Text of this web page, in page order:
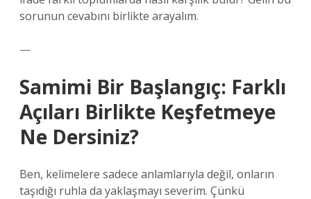
sorunun cevabını birlikte arayalım.
—
Samimi Bir Başlangıç: Farklı
Açıları Birlikte Keşfetmeye
Ne Dersiniz?
Ben, kelimelere sadece anlamlarıyla değil, onların
taşıdığı ruhla da yaklaşmayı severim. Çünkü